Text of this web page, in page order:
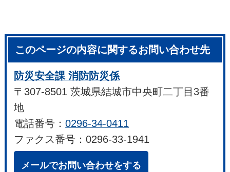
このページの内容に関するお問い合わせ先
防災安全課 消防防災係
〒307-8501 茨城県結城市中央町二丁目3番
地
電話番号：0296-34-0411
ファクス番号：0296-33-1941
メールでお問い合わせをする